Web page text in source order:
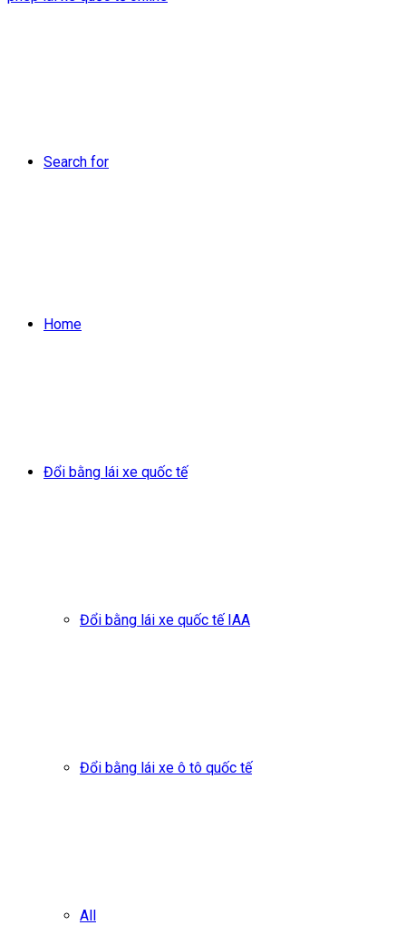
Search for
Home
Đổi bằng lái xe quốc tế
Đổi bằng lái xe quốc tế IAA
Đổi bằng lái xe ô tô quốc tế
All